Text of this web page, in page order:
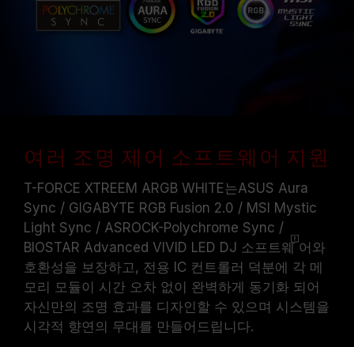
여러 조명 제어 소프트웨어 지원
T-FORCE XTREEM ARGB WHITE는ASUS Aura
Sync / GIGABYTE RGB Fusion 2.0 / MSI Mystic
Light Sync / ASROCK-Polychrome Sync /
BIOSTAR Advanced VIVID LED DJ 소프트웨어와
호환성을 보장하고, 전용 IC 컨트롤러 덕분에 각 메
모리 모듈이 시간 오차 없이 완벽하게 동기화 되어
자신만의 조명 효과를 디자인할 수 있으며 시스템을
시각적 향연의 무대를 만들어드립니다.